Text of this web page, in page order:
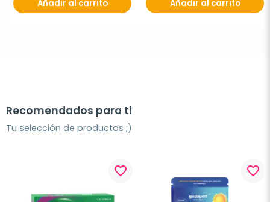
Añadir al carrito Añadir al carrito
Recomendados para ti
Tu selección de productos ;)
favorite_border favorite_border